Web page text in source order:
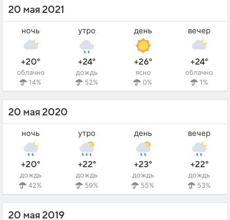
20 мая 2021
ночь
+20°
облачно
14%
утро
+24°
дождь
52%
день
+26°
ясно
0%
вечер
+24°
облачно
1%
20 мая 2020
ночь
+20°
дождь
42%
утро
+22°
дождь
59%
день
+23°
дождь
55%
вечер
+22°
дождь
53%
20 мая 2019